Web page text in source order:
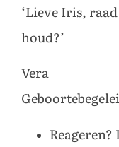
‘Lieve Iris,
houd?’
Vera
Reageren?